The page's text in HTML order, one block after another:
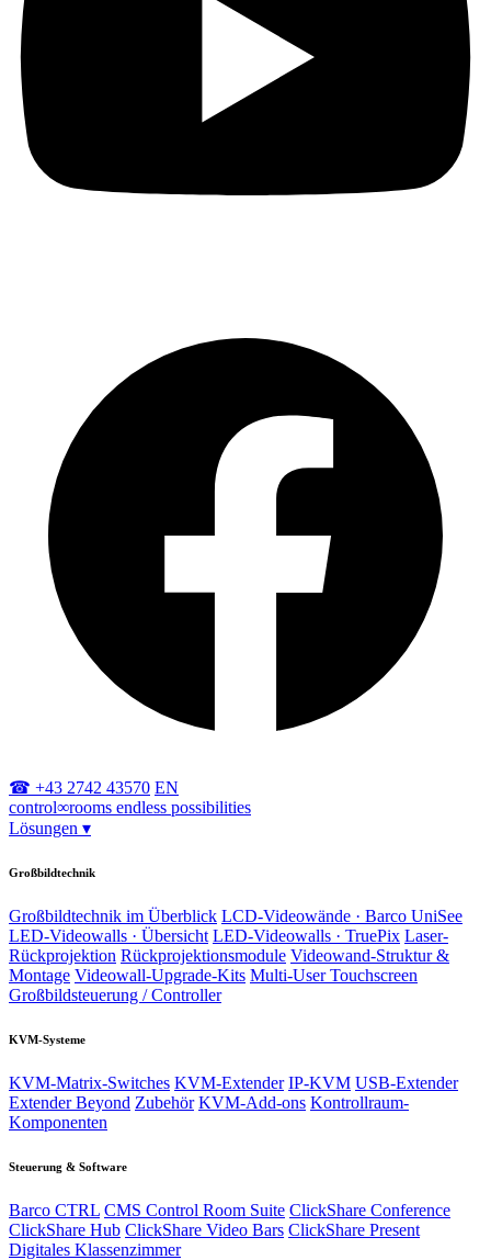
☎ +43 2742 43570 EN
control∞rooms endless possibilities
Lösungen ▾
Großbildtechnik
Großbildtechnik im Überblick LCD-Videowände · Barco UniSee
LED-Videowalls · Übersicht LED-Videowalls · TruePix Laser-
Rückprojektion Rückprojektionsmodule Videowand-Struktur &
Montage Videowall-Upgrade-Kits Multi-User Touchscreen
Großbildsteuerung / Controller
KVM-Systeme
KVM-Matrix-Switches KVM-Extender IP-KVM USB-Extender
Extender Beyond Zubehör KVM-Add-ons Kontrollraum-
Komponenten
Steuerung & Software
Barco CTRL CMS Control Room Suite ClickShare Conference
ClickShare Hub ClickShare Video Bars ClickShare Present
Digitales Klassenzimmer